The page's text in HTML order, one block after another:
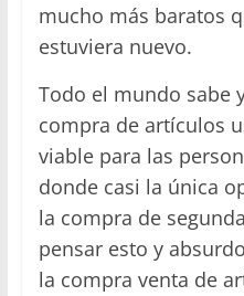
mucho más baratos
estuviera nuevo.
Todo el mundo sabe
compra de artículos
viable para las
donde casi la única
la compra de
pensar esto y
la compra venta de